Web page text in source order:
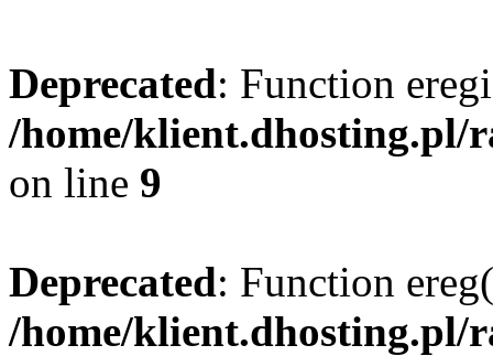
Deprecated: Function
/home/klient.dhosting.pl/
on line 9
Deprecated: Function
/home/klient.dhosting.pl/